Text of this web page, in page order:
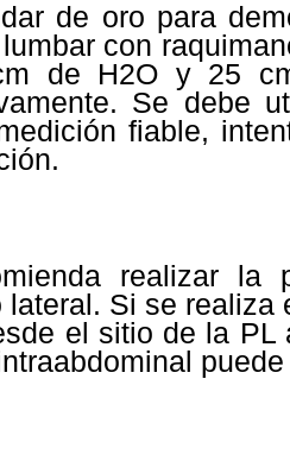
de oro para
con
de H2O y 25
Se debe
fiable,
realizar la
lateral. Si se realiza
el sitio de la